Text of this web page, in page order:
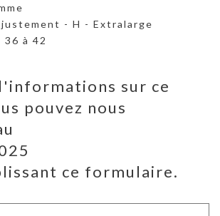
- H - Extralarge
à 42
sur ce
pouvez nous
ce formulaire.